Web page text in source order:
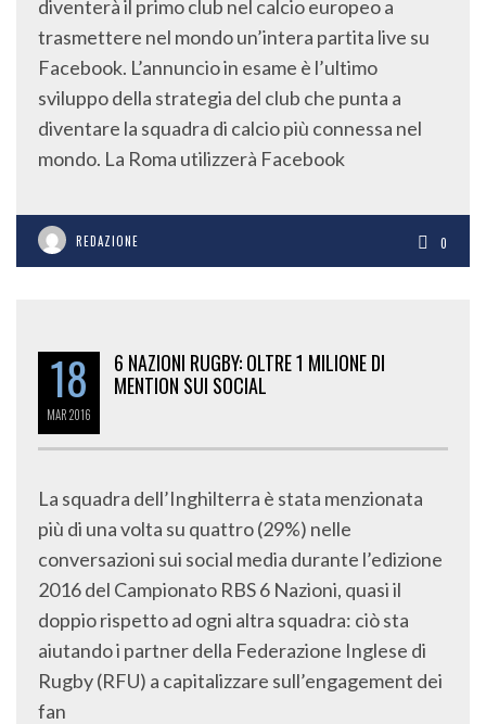
diventerà il primo club nel calcio europeo a
trasmettere nel mondo un’intera partita live su
Facebook. L’annuncio in esame è l’ultimo
sviluppo della strategia del club che punta a
diventare la squadra di calcio più connessa nel
mondo. La Roma utilizzerà Facebook
REDAZIONE 0
18
MAR2016
6 NAZIONI RUGBY: OLTRE 1 MILIONE DI
MENTION SUI SOCIAL
La squadra dell’Inghilterra è stata menzionata
più di una volta su quattro (29%) nelle
conversazioni sui social media durante l’edizione
2016 del Campionato RBS 6 Nazioni, quasi il
doppio rispetto ad ogni altra squadra: ciò sta
aiutando i partner della Federazione Inglese di
Rugby (RFU) a capitalizzare sull’engagement dei
fan